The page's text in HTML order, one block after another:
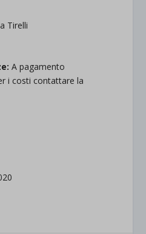
Tirelli
A pagamento
i costi contattare la